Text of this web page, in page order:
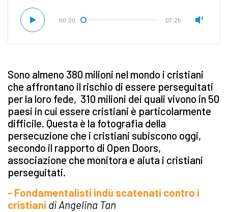
00:00 07:25
Sono almeno 380 milioni nel mondo i cristiani
che affrontano il rischio di essere perseguitati
per la loro fede, 310 milioni dei quali vivono in 50
paesi in cui essere cristiani è particolarmente
difficile. Questa è la fotografia della
persecuzione che i cristiani subiscono oggi,
secondo il rapporto di Open Doors,
associazione che monitora e aiuta i cristiani
perseguitati.
- Fondamentalisti indù scatenati contro i
cristiani di Angelina Tan